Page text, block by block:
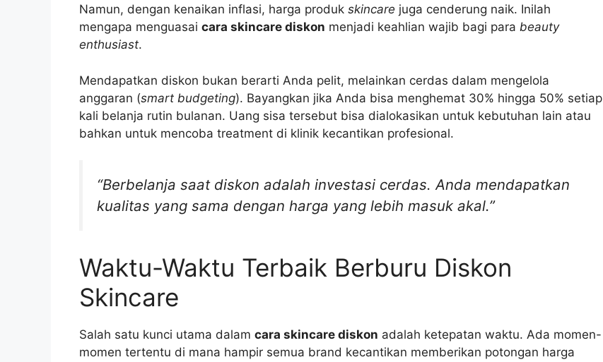
Namun, dengan kenaikan inflasi, harga produk skincare juga cenderung naik. Inilah
mengapa menguasai cara skincare diskon menjadi keahlian wajib bagi para beauty
enthusiast.
Mendapatkan diskon bukan berarti Anda pelit, melainkan cerdas dalam mengelola
anggaran (smart budgeting). Bayangkan jika Anda bisa menghemat 30% hingga 50% setiap
kali belanja rutin bulanan. Uang sisa tersebut bisa dialokasikan untuk kebutuhan lain atau
bahkan untuk mencoba treatment di klinik kecantikan profesional.
“Berbelanja saat diskon adalah investasi cerdas. Anda mendapatkan
kualitas yang sama dengan harga yang lebih masuk akal.”
Waktu-Waktu Terbaik Berburu Diskon
Skincare
Salah satu kunci utama dalam cara skincare diskon adalah ketepatan waktu. Ada momen-
momen tertentu di mana hampir semua brand kecantikan memberikan potongan harga